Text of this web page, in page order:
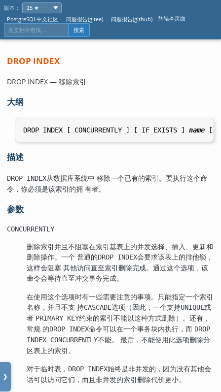
版本：
PostgreSQL中文社区
问题报告(gitee) 问题报告(github) 纠错本页面
搜索
❯
DROP INDEX
DROP INDEX — 移除索引
大纲
DROP INDEX [ CONCURRENTLY ] [ IF EXISTS ] name
描述
DROP INDEX从数据库系统中 移除一个已有的索引。要执行这个命
令，你必须是该索引的拥 有者。
参数
CONCURRENTLY
删除索引并且不阻塞在索引基表上的并发选择、插入、更新和
删除操作。一个 普通的DROP INDEX会要求该表上的排他锁，
这样会阻塞 其他访问直至索引删除完成。通过这个选项，该
命令会等待直至冲突事务完成。
在使用这个选项时有一些需要注意的事项。只能指定一个索引
名称，并且不支 持CASCADE选项（因此，一个支持UNIQUE或
者 PRIMARY KEY约束的索引不能以这种方式删除）。还有，
常规 的DROP INDEX命令可以在一个事务块内执行，而 DROP
INDEX CONCURRENTLY不能。 最后，不能使用此选项删除分
区表上的索引。
对于临时表， DROP INDEX始终是非并发的，因为没有其他会
话可以访问它们，而且非并发的索引删除代价更小。